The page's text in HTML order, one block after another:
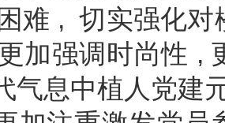
难 , 切实强化对
加强调时尚性 ,
气息中植人党建